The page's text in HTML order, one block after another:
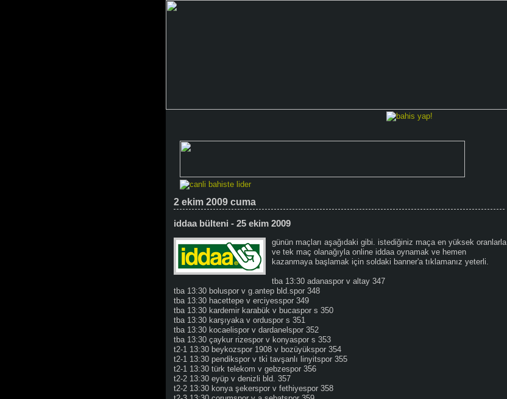
2 ekim 2009 cuma
iddaa bülteni - 25 ekim 2009
günün maçları aşağıdaki gibi. istediğiniz maça en yüksek oranlarla
ve tek maç olanağıyla online iddaa oynamak ve hemen
kazanmaya başlamak için soldaki banner'a tıklamanız yeterli.
tba 13:30 adanaspor v altay 347
tba 13:30 boluspor v g.antep bld.spor 348
tba 13:30 hacettepe v erciyesspor 349
tba 13:30 kardemir karabük v bucaspor s 350
tba 13:30 karşıyaka v orduspor s 351
tba 13:30 kocaelispor v dardanelspor 352
tba 13:30 çaykur rizespor v konyaspor s 353
t2-1 13:30 beykozspor 1908 v bozüyükspor 354
t2-1 13:30 pendikspor v tki̇ tavşanlı linyitspor 355
t2-1 13:30 türk telekom v gebzespor 356
t2-2 13:30 eyüp v denizli bld. 357
t2-2 13:30 konya şekerspor v fethiyespor 358